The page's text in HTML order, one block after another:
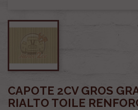
CAPOTE 2CV GROS
RIALTO TOILE